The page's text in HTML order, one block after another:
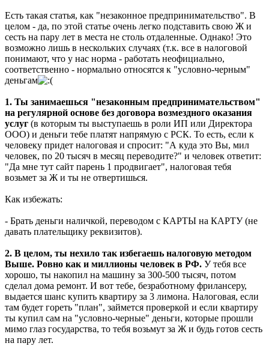
Есть такая статья, как "незаконное предпринимательство". В
целом - да, по этой статье очень легко подставить свою Ж и
сесть на пару лет в места не столь отдаленные. Однако! Это
возможно лишь в нескольких случаях (т.к. все в налоговой
понимают, что у нас норма - работать неофициально,
соответственно - нормально относятся к "условно-черным"
деньгам
1. Ты занимаешься "незаконным предпринимательством"
на регулярной основе без договора возмездного оказания
услуг (в которым ты выступаешь в роли ИП или Директора
ООО) и деньги тебе платят напрямую с РСК. То есть, если к
человеку придет налоговая и спросит: "А куда это Вы, мил
человек, по 20 тысяч в месяц переводите?" и человек ответит:
"Да мне тут сайт парень 1 продвигает", налоговая тебя
возьмет за Ж и ты не отвертишься.
Как избежать:
- Брать деньги наличкой, переводом с КАРТЫ на КАРТУ (не
давать плательщику реквизитов).
2. В целом, ты нехило так избегаешь налоговую методом
Выше. Ровно как и миллионы человек в РФ. У тебя все
хорошо, ты накопил на машину за 300-500 тысяч, потом
сделал дома ремонт. И вот тебе, безработному фрилансеру,
выдается шанс купить квартиру за 3 лимона. Налоговая, если
там будет гореть "план", займется проверкой и если квартиру
ты купил сам на "условно-черные" деньги, которые прошли
мимо глаз государства, то тебя возьмут за Ж и будь готов сесть
на пару лет.